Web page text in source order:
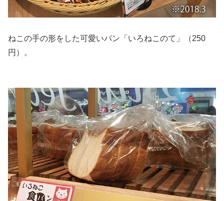
ねこの手の形をした可愛いパン「いろねこのて」（250
円）。